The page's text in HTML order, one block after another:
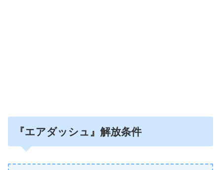
『エアダッシュ』解放条件